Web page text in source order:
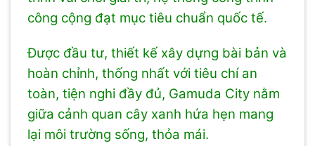
công cộng đạt mục tiêu chuẩn quốc tế.
Được đầu tư, thiết kế xây dựng bài bản và
hoàn chỉnh, thống nhất với tiêu chí an
toàn, tiện nghi đầy đủ, Gamuda City nằm
giữa cảnh quan cây xanh hứa hẹn mang
lại môi trường sống, thỏa mái.